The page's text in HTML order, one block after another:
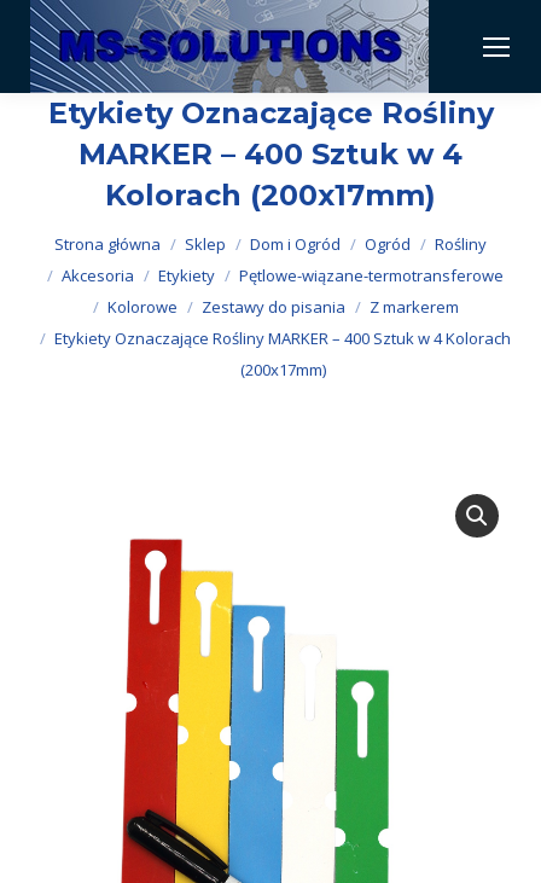
Etykiety Oznaczające Rośliny
MARKER – 400 Sztuk w 4
Kolorach (200x17mm)
Jesteś tutaj:
Strona główna Sklep Dom i Ogród Ogród
Rośliny
Akcesoria
Etykiety
Pętlowe-wiązane-termotransferowe
Kolorowe
Zestawy do pisania
Z markerem
Etykiety Oznaczające Rośliny MARKER – 400 Sztuk w 4 Kolorach
(200x17mm)